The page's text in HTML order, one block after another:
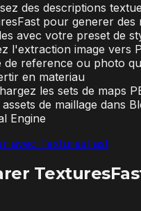
des descriptions
pour generer des
avec votre preset de
l'extraction image vers
de reference ou photo
en materiau
les sets de maps
de maillage dans
Engine
avec TexturesFast